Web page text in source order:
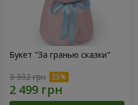
Букет "За гранью сказки"
3 332 грн